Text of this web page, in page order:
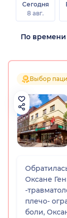
Сегодня
8 авг.
Выбор
Обратилась в
Оксане
-
плечо-
боли,